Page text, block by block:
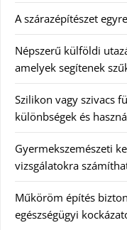
A szárazépítészet
Népszerű külföldi
amelyek segítenek
Szilikon vagy szivacs
különbségek és
Gyermekszemészeti
vizsgálatokra
Műköröm építés
egészségügyi